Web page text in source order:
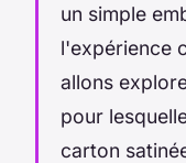
un simple
l'expérience
allons
pour
carton